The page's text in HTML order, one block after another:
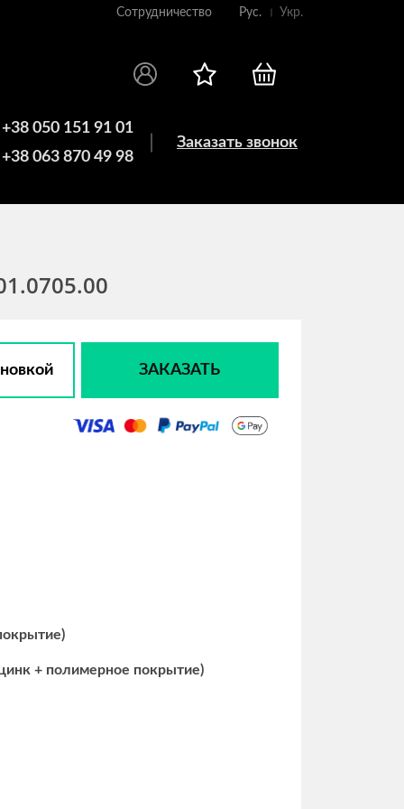
Сотрудничество Рус. Укр.
+38 050 151 91 01
+38 063 870 49 98
Заказать звонок
ЗАКАЗАТЬ
+ полимерное покрытие)